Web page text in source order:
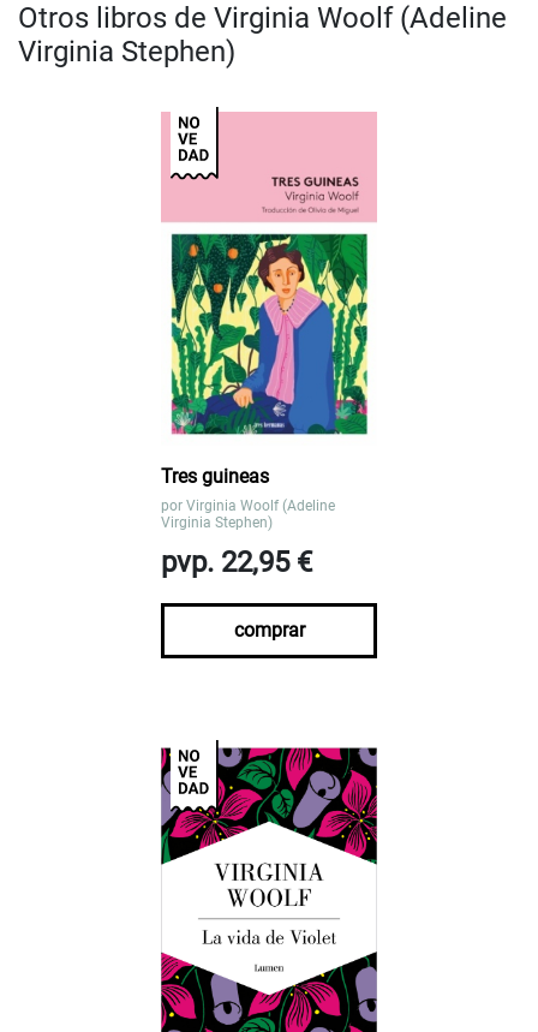
Otros libros de Virginia Woolf (Adeline
Virginia Stephen)
Tres guineas
por Virginia Woolf (Adeline
Virginia Stephen)
pvp. 22,95 €
comprar